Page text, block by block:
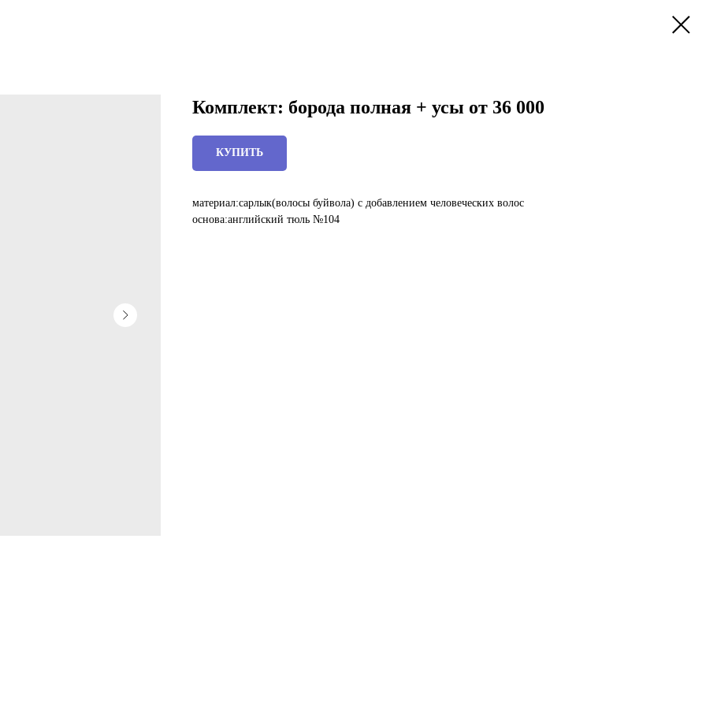
Комплект: борода полная + усы от 36 000
КУПИТЬ
материал:сарлык(волосы буйвола) с добавлением человеческих волос
основа:английский тюль №104